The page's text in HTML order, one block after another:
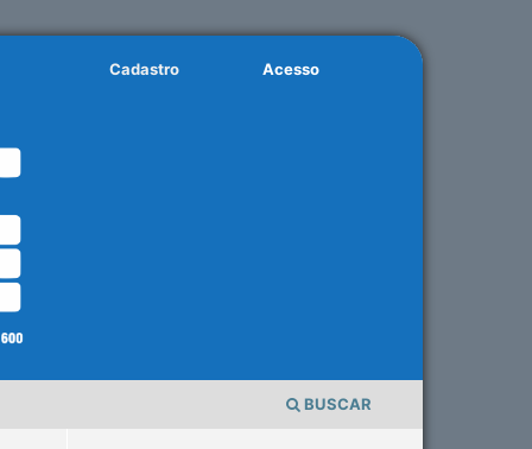
BUSCAR
Cadastro Acesso